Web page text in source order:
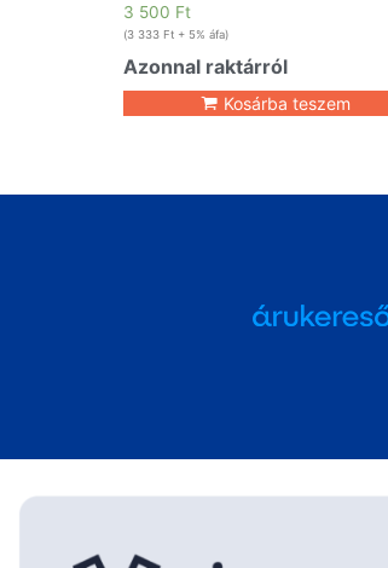
3 500 Ft
(3 333 Ft + 5% áfa)
Azonnal raktárról
Kosárba teszem